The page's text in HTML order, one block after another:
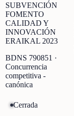
SUBVENCIÓN
FOMENTO
CALIDAD Y
INNOVACIÓN
ERAIKAL 2023
BDNS 790851 ·
Concurrencia
competitiva -
canónica
Cerrada